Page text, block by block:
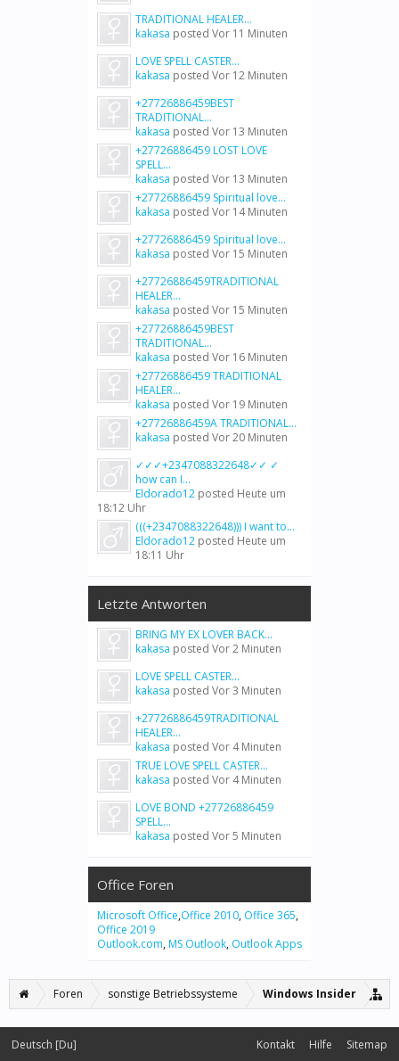
TRADITIONAL HEALER...
kakasa posted Vor 11 Minuten
LOVE SPELL CASTER...
kakasa posted Vor 12 Minuten
+27726886459BEST
TRADITIONAL...
kakasa posted Vor 13 Minuten
+27726886459 LOST LOVE
SPELL...
kakasa posted Vor 13 Minuten
+27726886459 Spiritual love...
kakasa posted Vor 14 Minuten
+27726886459 Spiritual love...
kakasa posted Vor 15 Minuten
+27726886459TRADITIONAL
HEALER...
kakasa posted Vor 15 Minuten
+27726886459BEST
TRADITIONAL...
kakasa posted Vor 16 Minuten
+27726886459 TRADITIONAL
HEALER...
kakasa posted Vor 19 Minuten
+27726886459A TRADITIONAL...
kakasa posted Vor 20 Minuten
✓✓✓+2347088322648✓✓ ✓
how can I...
Eldorado12 posted Heute um
18:12 Uhr
(((+2347088322648))) I want to...
Eldorado12 posted Heute um
18:11 Uhr
Letzte Antworten
BRING MY EX LOVER BACK...
kakasa posted Vor 2 Minuten
LOVE SPELL CASTER...
kakasa posted Vor 3 Minuten
+27726886459TRADITIONAL
HEALER...
kakasa posted Vor 4 Minuten
TRUE LOVE SPELL CASTER...
kakasa posted Vor 4 Minuten
LOVE BOND +27726886459
SPELL...
kakasa posted Vor 5 Minuten
Office Foren
Microsoft Office,Office 2010, Office 365,
Office 2019
Outlook.com, MS Outlook, Outlook Apps
Foren sonstige Betriebssysteme Windows Insider
Deutsch [Du] Kontakt Hilfe Sitemap